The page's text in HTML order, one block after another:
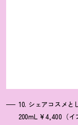
10. シェアコスメと
200mL ¥4,400（イ